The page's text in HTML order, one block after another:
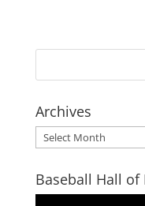
Archives
Archives
Baseball Hall of